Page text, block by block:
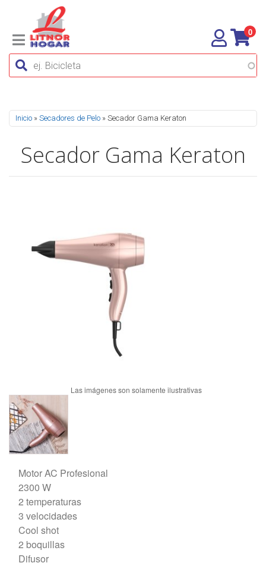
0
Se encuentra usted aquí
Inicio » Secadores de Pelo » Secador Gama Keraton
Secador Gama Keraton
Motor AC Profesional
2300 W
2 temperaturas
3 velocidades
Cool shot
2 boquillas
Difusor